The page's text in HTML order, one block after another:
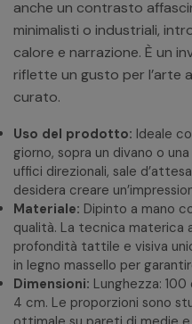
anche un contrasto
minimalisti o industriali,
calore e narrazione. È un
riflette un gusto per l’arte
curato.
Uso del prodotto: Ideale
giorno, sopra un divano o
uffici direzionali, sale
desidera creare
Materiale: Dipinto a mano
qualità. La tecnica materica
profondità tattile e visiva
in legno massello per
Dimensioni: Lunghezza:
4 cm. Le proporzioni sono